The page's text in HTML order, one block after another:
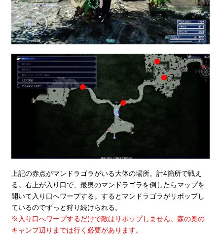
上記の赤点がマンドラゴラがいる大体の場所。計4箇所で戦え
る。右上が入り口で、最奥のマンドラゴラを倒したらマップを
開いて入り口へワープする。するとマンドラゴラがリポップし
ているのでずっと狩り続けられる。
※入り口へワープするだけで敵はリポップしません。森の奥の
キャンプ辺りまでは行く必要があります。